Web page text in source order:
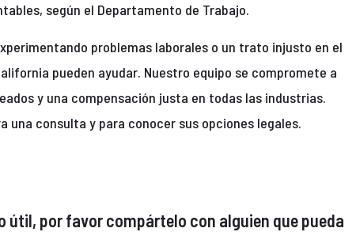
según el Departamento de Trabajo.
problemas laborales o un trato injusto en el
pueden ayudar. Nuestro equipo se compromete a
y una compensación justa en todas las industrias.
una consulta y para conocer sus opciones legales.
útil, por favor compártelo con alguien que pueda